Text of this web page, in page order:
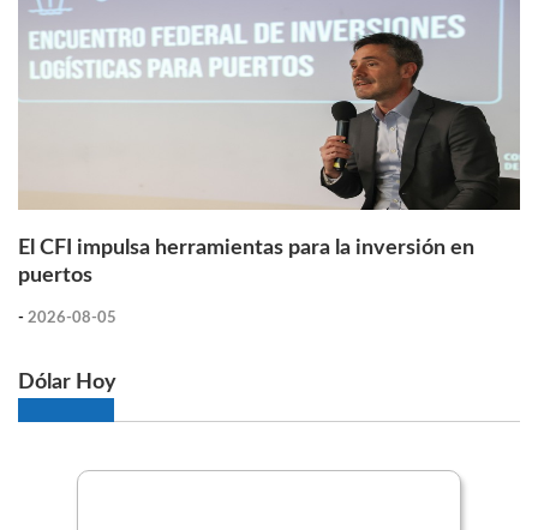
El CFI impulsa herramientas para la inversión en
puertos
- 2026-08-05
Dólar Hoy